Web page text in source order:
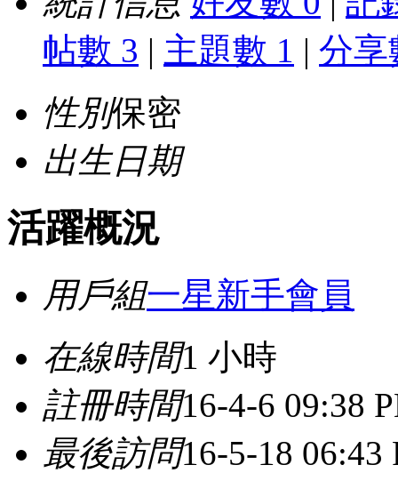
帖數 3 | 主題數 1 | 分享
性別保密
出生日期
活躍概況
用戶組一星新手會員
在線時間1 小時
註冊時間16-4-6 09:38
最後訪問16-5-18 06:43